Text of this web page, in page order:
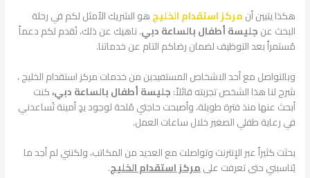
هكذا يتبين أنمركز استقدام الخليجهو الشريك الأمثل لكم في رحلة
البحث عنجليسة أطفال بالساعة دبي. ناهيك عن ذلك، نُقدم لكم دعماً
مُستمراً بعد التوظيف لضمان رضاكم التام عن خدماتنا.
وبالتواصل مع أحد الاشخاص المستفيدين من خدمات مركز استقدام الخليج ،
شرح لنا هذا الشخص تجربته قائلاً:جليسة أطفال بالساعة دبي،كنت
أبحث عنها منذ فترة طويلة، وأصبحت حاجتي مُلحة لوجود يدٍ أمينة تُساعدني
في رعاية طفلي الصغير خلال ساعات العمل.
بحثت كثيراً عبر الإنترنت وتواصلت مع العديد من المكاتب، ولكنني لم أجد ما
يُناسبني حتى تعرفت علىمركز استقدام الخليج.